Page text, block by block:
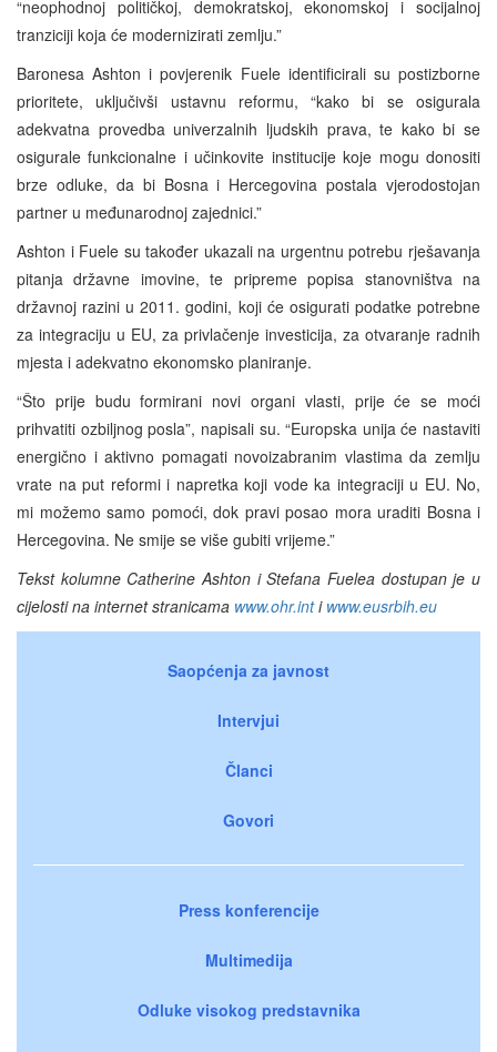
“neophodnoj političkoj, demokratskoj, ekonomskoj i socijalnoj
tranziciji koja će modernizirati zemlju.”
Baronesa Ashton i povjerenik Fuele identificirali su postizborne
prioritete, uključivši ustavnu reformu, “kako bi se osigurala
adekvatna provedba univerzalnih ljudskih prava, te kako bi se
osigurale funkcionalne i učinkovite institucije koje mogu donositi
brze odluke, da bi Bosna i Hercegovina postala vjerodostojan
partner u međunarodnoj zajednici.”
Ashton i Fuele su također ukazali na urgentnu potrebu rješavanja
pitanja državne imovine, te pripreme popisa stanovništva na
državnoj razini u 2011. godini, koji će osigurati podatke potrebne
za integraciju u EU, za privlačenje investicija, za otvaranje radnih
mjesta i adekvatno ekonomsko planiranje.
“Što prije budu formirani novi organi vlasti, prije će se moći
prihvatiti ozbiljnog posla”, napisali su. “Europska unija će nastaviti
energično i aktivno pomagati novoizabranim vlastima da zemlju
vrate na put reformi i napretka koji vode ka integraciji u EU. No,
mi možemo samo pomoći, dok pravi posao mora uraditi Bosna i
Hercegovina. Ne smije se više gubiti vrijeme.”
Tekst kolumne Catherine Ashton i Stefana Fuelea dostupan je u
cijelosti na internet stranicama www.ohr.inti www.eusrbih.eu
Saopćenja za javnost
Intervjui
Članci
Govori
Press konferencije
Multimedija
Odluke visokog predstavnika